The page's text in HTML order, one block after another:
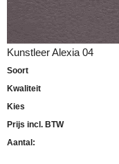
Kunstleer Alexia 04
Soort
Kwaliteit
Kies
Prijs incl. BTW
Aantal: